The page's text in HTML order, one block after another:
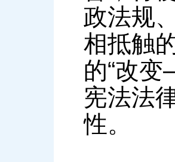
政法规
相抵触
的“改
宪法法
性。